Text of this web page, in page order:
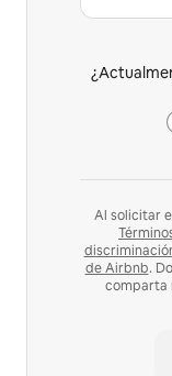
Al solicitar
de Airbnb.
comparta